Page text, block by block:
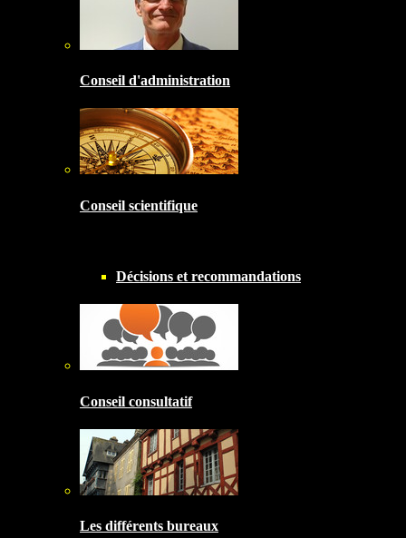
Conseil d'administration
Conseil scientifique
Décisions et recommandations
Conseil consultatif
Les différents bureaux